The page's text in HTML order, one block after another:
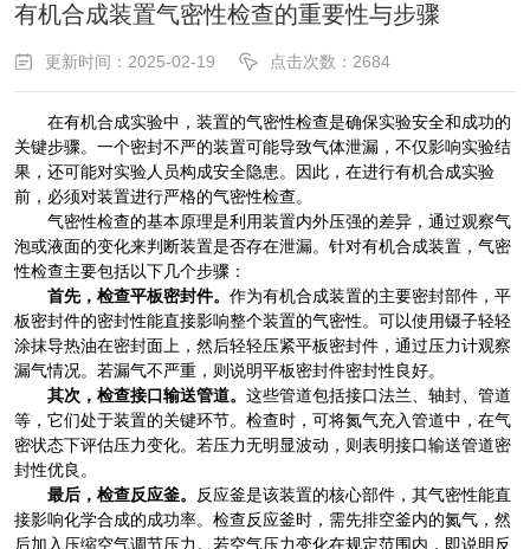
有机合成装置气密性检查的重要性与步骤
更新时间：2025-02-19 点击次数：2684
在有机合成实验中，装置的气密性检查是确保实验安全和成功的
关键步骤。一个密封不严的装置可能导致气体泄漏，不仅影响实验结
果，还可能对实验人员构成安全隐患。因此，在进行有机合成实验
前，必须对装置进行严格的气密性检查。
气密性检查的基本原理是利用装置内外压强的差异，通过观察气
泡或液面的变化来判断装置是否存在泄漏。针对有机合成装置，气密
性检查主要包括以下几个步骤：
首先，检查平板密封件。 作为有机合成装置的主要密封部件，平
板密封件的密封性能直接影响整个装置的气密性。可以使用镊子轻轻
涂抹导热油在密封面上，然后轻轻压紧平板密封件，通过压力计观察
漏气情况。若漏气不严重，则说明平板密封件密封性良好。
其次，检查接口输送管道。 这些管道包括接口法兰、轴封、管道
等，它们处于装置的关键环节。检查时，可将氮气充入管道中，在气
密状态下评估压力变化。若压力无明显波动，则表明接口输送管道密
封性优良。
最后，检查反应釜。
反应釜是该装置的核心部件，其气密性能直
接影响化学合成的成功率。检查反应釜时，需先排空釜内的氮气，然
后加入压缩空气调节压力。若空气压力变化在规定范围内，即说明反